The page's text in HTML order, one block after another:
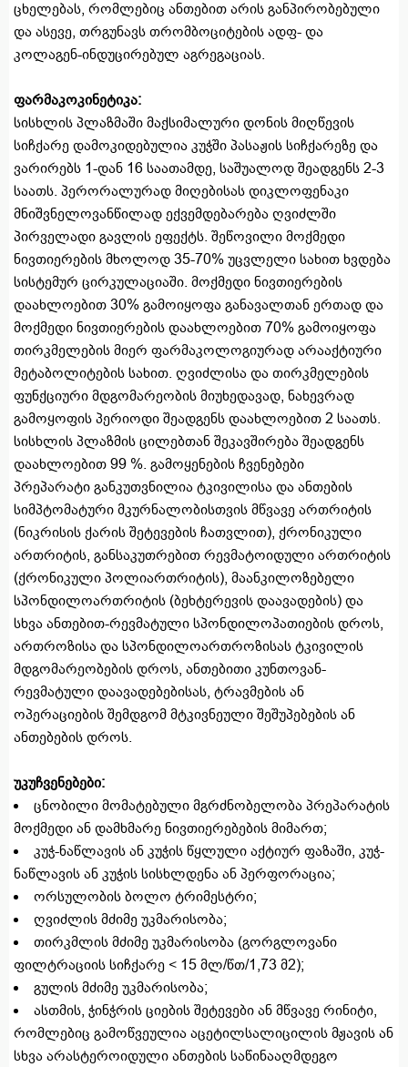
ცხელებას, რომლებიც ანთებით არის განპირობებული
და ასევე, თრგუნავს თრომბოციტების ადფ- და
კოლაგენ-ინდუცირებულ აგრეგაციას.
ფარმაკოკინეტიკა:
სისხლის პლაზმაში მაქსიმალური დონის მიღწევის
სიჩქარე დამოკიდებულია კუჭში პასაჟის სიჩქარეზე და
ვარირებს 1-დან 16 საათამდე, საშუალოდ შეადგენს 2-3
საათს. პერორალურად მიღებისას დიკლოფენაკი
მნიშვნელოვანწილად ექვემდებარება ღვიძლში
პირველადი გავლის ეფექტს. შეწოვილი მოქმედი
ნივთიერების მხოლოდ 35-70% უცვლელი სახით ხვდება
სისტემურ ცირკულაციაში. მოქმედი ნივთიერების
დაახლოებით 30% გამოიყოფა განავალთან ერთად და
მოქმედი ნივთიერების დაახლოებით 70% გამოიყოფა
თირკმელების მიერ ფარმაკოლოგიურად არააქტიური
მეტაბოლიტების სახით. ღვიძლისა და თირკმელების
ფუნქციური მდგომარეობის მიუხედავად, ნახევრად
გამოყოფის პერიოდი შეადგენს დაახლოებით 2 საათს.
სისხლის პლაზმის ცილებთან შეკავშირება შეადგენს
დაახლოებით 99 %. გამოყენების ჩვენებები
პრეპარატი განკუთვნილია ტკივილისა და ანთების
სიმპტომატური მკურნალობისთვის მწვავე ართრიტის
(ნიკრისის ქარის შეტევების ჩათვლით), ქრონიკული
ართრიტის, განსაკუთრებით რევმატოიდული ართრიტის
(ქრონიკული პოლიართრიტის), მაანკილოზებელი
სპონდილოართრიტის (ბეხტერევის დაავადების) და
სხვა ანთებით-რევმატული სპონდილოპათიების დროს,
ართროზისა და სპონდილოართროზისას ტკივილის
მდგომარეობების დროს, ანთებითი კუნთოვან-
რევმატული დაავადებებისას, ტრავმების ან
ოპერაციების შემდგომ მტკივნეული შეშუპებების ან
ანთებების დროს.
უკუჩვენებები:
ცნობილი მომატებული მგრძნობელობა პრეპარატის
მოქმედი ან დამხმარე ნივთიერებების მიმართ;
კუჭ-ნაწლავის ან კუჭის წყლული აქტიურ ფაზაში, კუჭ-
ნაწლავის ან კუჭის სისხლდენა ან პერფორაცია;
ორსულობის ბოლო ტრიმესტრი;
ღვიძლის მძიმე უკმარისობა;
თირკმლის მძიმე უკმარისობა (გორგლოვანი
ფილტრაციის სიჩქარე < 15 მლ/წთ/1,73 მ2);
გულის მძიმე უკმარისობა;
ასთმის, ჭინჭრის ციების შეტევები ან მწვავე რინიტი,
რომლებიც გამოწვეულია აცეტილსალიცილის მჟავის ან
სხვა არასტეროიდული ანთების საწინააღმდეგო